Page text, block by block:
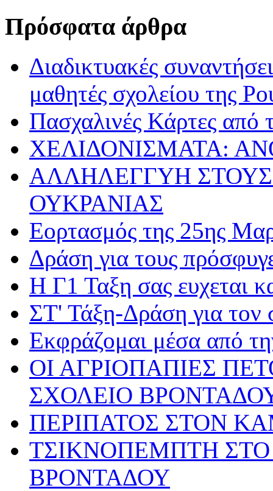
Πρόσφατα άρθρα
Διαδικτυακές
μαθητές σχολείου της
Πασχαλινές Κάρτες από
ΧΕΛΙΔΟΝΙΣΜΑΤΑ:
ΑΛΛΗΛΕΓΓΥΗ
ΟΥΚΡΑΝΙΑΣ
Εορτασμός της 25ης
Δράση για τους
Η Γ1 Ταξη σας ευχεται
ΣΤ' Τάξη-Δράση για τον
Εκφράζομαι μέσα από
ΟΙ ΑΓΡΙΟΠΑΠΙΕΣ
ΣΧΟΛΕΙΟ
ΠΕΡΙΠΑΤΟΣ ΣΤΟΝ
ΤΣΙΚΝΟΠΕΜΠΤΗ ΣΤΟ
ΒΡΟΝΤΑΔΟΥ